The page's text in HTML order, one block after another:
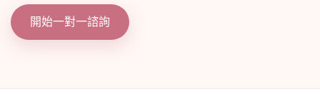
開始一對一諮詢